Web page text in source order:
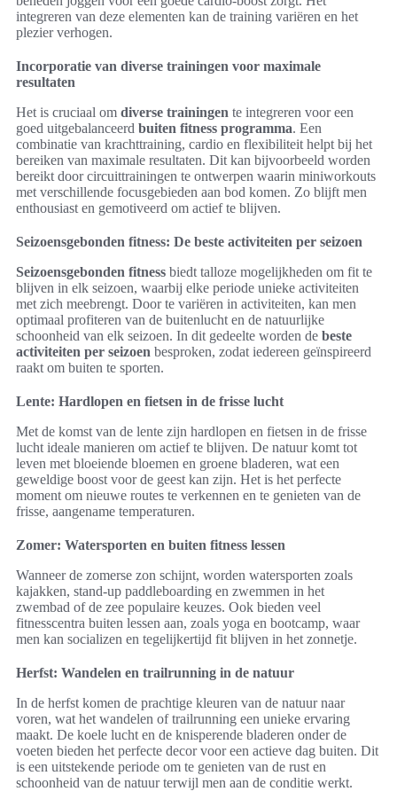
integreren van deze elementen kan de training variëren en het
plezier verhogen.
Incorporatie van diverse trainingen voor maximale
resultaten
Het is cruciaal om diverse trainingen te integreren voor een
goed uitgebalanceerd buiten fitness programma. Een
combinatie van krachttraining, cardio en flexibiliteit helpt bij het
bereiken van maximale resultaten. Dit kan bijvoorbeeld worden
bereikt door circuittrainingen te ontwerpen waarin miniworkouts
met verschillende focusgebieden aan bod komen. Zo blijft men
enthousiast en gemotiveerd om actief te blijven.
Seizoensgebonden fitness: De beste activiteiten per seizoen
Seizoensgebonden fitness biedt talloze mogelijkheden om fit te
blijven in elk seizoen, waarbij elke periode unieke activiteiten
met zich meebrengt. Door te variëren in activiteiten, kan men
optimaal profiteren van de buitenlucht en de natuurlijke
schoonheid van elk seizoen. In dit gedeelte worden de beste
activiteiten per seizoen besproken, zodat iedereen geïnspireerd
raakt om buiten te sporten.
Lente: Hardlopen en fietsen in de frisse lucht
Met de komst van de lente zijn hardlopen en fietsen in de frisse
lucht ideale manieren om actief te blijven. De natuur komt tot
leven met bloeiende bloemen en groene bladeren, wat een
geweldige boost voor de geest kan zijn. Het is het perfecte
moment om nieuwe routes te verkennen en te genieten van de
frisse, aangename temperaturen.
Zomer: Watersporten en buiten fitness lessen
Wanneer de zomerse zon schijnt, worden watersporten zoals
kajakken, stand-up paddleboarding en zwemmen in het
zwembad of de zee populaire keuzes. Ook bieden veel
fitnesscentra buiten lessen aan, zoals yoga en bootcamp, waar
men kan socializen en tegelijkertijd fit blijven in het zonnetje.
Herfst: Wandelen en trailrunning in de natuur
In de herfst komen de prachtige kleuren van de natuur naar
voren, wat het wandelen of trailrunning een unieke ervaring
maakt. De koele lucht en de knisperende bladeren onder de
voeten bieden het perfecte decor voor een actieve dag buiten. Dit
is een uitstekende periode om te genieten van de rust en
schoonheid van de natuur terwijl men aan de conditie werkt.